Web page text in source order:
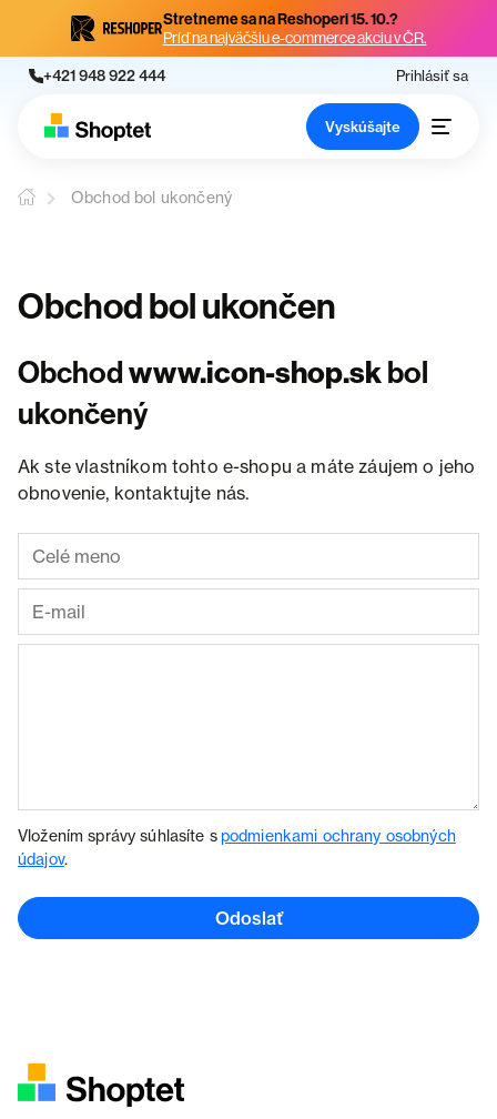
Stretneme sa na Reshoperi 15. 10.?
Príď na najväčšiu e-commerce akciu v ČR.
+421 948 922 444 Prihlásiť sa
Vyskúšajte
Obchod bol ukončený
Obchod bol ukončen
Obchodwww.icon-shop.skbol
ukončený
Ak ste vlastníkom tohto e-shopu a máte záujem o jeho
obnovenie, kontaktujte nás.
Vložením správy súhlasíte spodmienkami ochrany osobných
údajov.
Odoslať